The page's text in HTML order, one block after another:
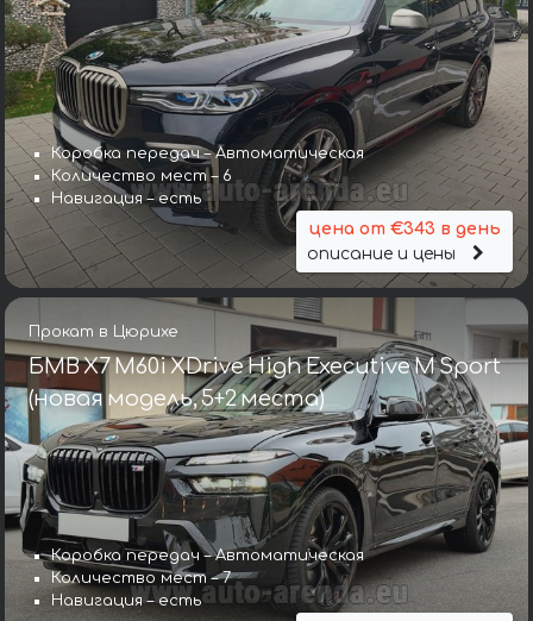
Коробка передач – Автоматическая
Количество мест – 6
Навигация – есть
цена от €343 в день
описание и цены
Прокат в Цюрихе
БМВ X7 M60i XDrive High Executive M Sport
(новая модель, 5+2 места)
Коробка передач – Автоматическая
Количество мест – 7
Навигация – есть